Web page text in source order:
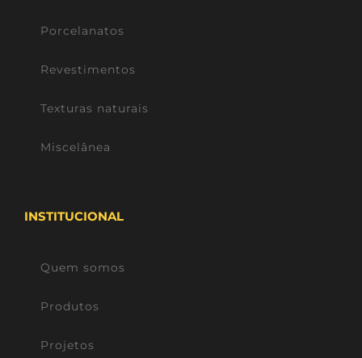
Porcelanatos
Revestimentos
Texturas naturais
Miscelânea
INSTITUCIONAL
Quem somos
Produtos
Projetos